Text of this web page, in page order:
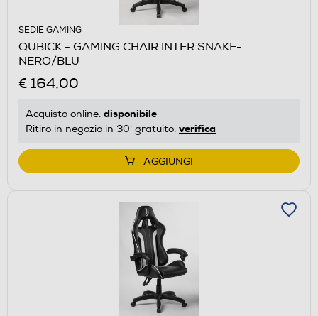
SEDIE GAMING
QUBICK - GAMING CHAIR INTER SNAKE-
NERO/BLU
€ 164,00
Acquisto online: disponibile
Ritiro in negozio in 30' gratuito: verifica
AGGIUNGI